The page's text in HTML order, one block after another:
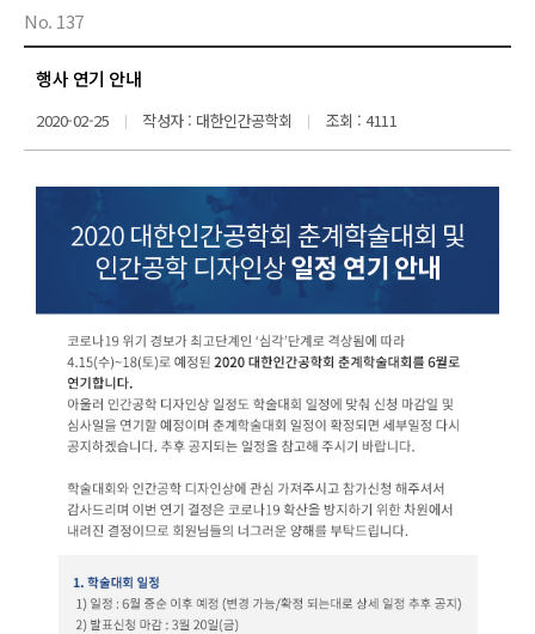
No. 137
행사 연기 안내
2020-02-25 작성자 : 대한인간공학회 조회 : 4111